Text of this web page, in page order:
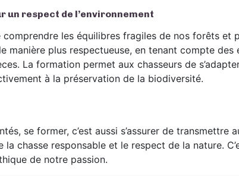
un respect de l’environnement
les équilibres fragiles de nos forêts et
manière plus respectueuse, en tenant compte des
La formation permet aux chasseurs de
à la préservation de la biodiversité.
se former, c’est aussi s’assurer de transmettre
la chasse responsable et le respect de la nature.
de notre passion.